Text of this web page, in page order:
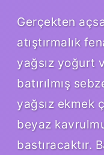
Gerçekten
atıştırmalık
yağsız yoğurt
batırılmış
yağsız ekmek
beyaz
bastıracaktır.